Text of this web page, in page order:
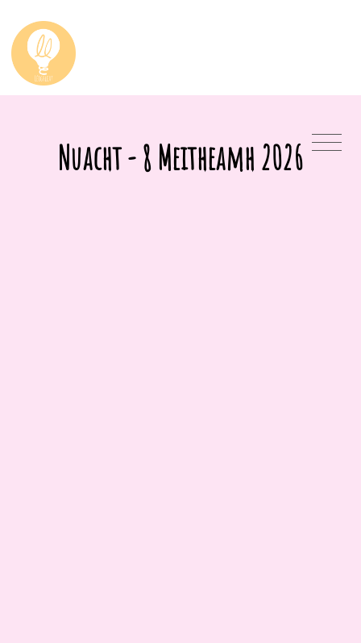
Nuacht - 8 Meitheamh 2026